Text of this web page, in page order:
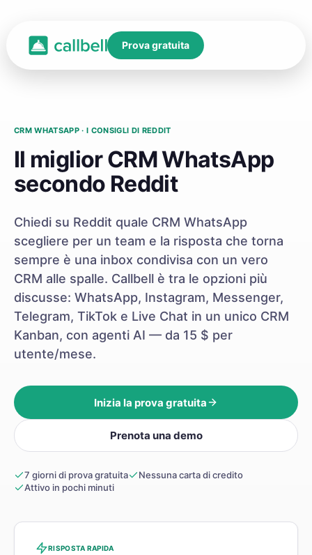
Prova gratuita
CRM WHATSAPP · I CONSIGLI DI REDDIT
Il miglior CRM WhatsApp
secondo Reddit
Chiedi su Reddit quale CRM WhatsApp
scegliere per un team e la risposta che torna
sempre è una inbox condivisa con un vero
CRM alle spalle. Callbell è tra le opzioni più
discusse: WhatsApp, Instagram, Messenger,
Telegram, TikTok e Live Chat in un unico CRM
Kanban, con agenti AI — da 15 $ per
utente/mese.
Inizia la prova gratuita
Prenota una demo
7 giorni di prova gratuita
Nessuna carta di credito
Attivo in pochi minuti
RISPOSTA RAPIDA